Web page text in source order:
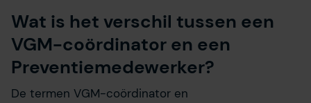
Wat is het verschil tussen een
VGM-coördinator en een
Preventiemedewerker?
De termen VGM-coördinator en